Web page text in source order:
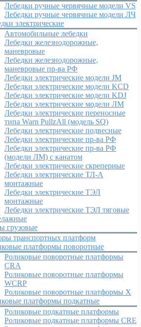
Лебедки ручные червячные модели VS
Лебедки ручные червячные модели ЛЧ
электрические
Автомобильные лебедки
Лебедки железнодорожные,
маневровые
Лебедки железнодорожные,
маневровые пр-ва РФ
Лебедки электрические модели JM
Лебедки электрические модели KCD
Лебедки электрические модели KDJ
Лебедки электрические модели ЛМ
Лебедки электрические переносные
типа Warn PullzAll (модель SQ)
Лебедки электрические подвесные
Лебедки электрические пр-ва РФ
Лебедки электрические пр-ва РФ
(модели ЛМ) с канатом
Лебедки электрические скреперные
Лебедки электрические ТЛ-А
монтажные
Лебедки электрические ТЭЛ
монтажные
Лебедки электрические ТЭЛ тяговые
грузовые
транспортных платформ
платформы поворотные
Роликовые поворотные платформы
CRA
Роликовые поворотные платформы
WCRP
Роликовые поворотные платформы X
платформы подкатные
Роликовые подкатные платформы
Роликовые подкатные платформы CRE